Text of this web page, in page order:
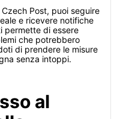
Post, puoi seguire
e ricevere notifiche
permette di essere
che potrebbero
di prendere le misure
senza intoppi.
al